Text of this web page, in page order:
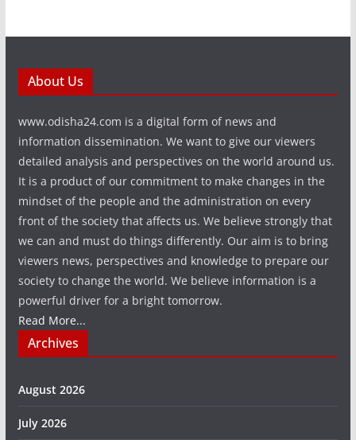
About Us
www.odisha24.com is a digital form of news and
information dissemination. We want to give our viewers
detailed analysis and perspectives on the world around us.
It is a product of our commitment to make changes in the
mindset of the people and the administration on every
front of the society that affects us. We believe strongly that
we can and must do things differently. Our aim is to bring
viewers news, perspectives and knowledge to prepare our
society to change the world. We believe information is a
powerful driver for a bright tomorrow.
Read More...
Archives
August 2026
July 2026